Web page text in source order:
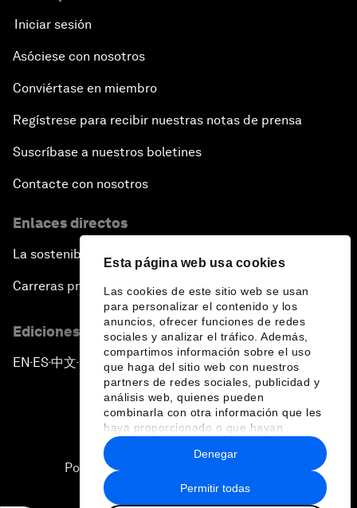
Esta página web usa cookies
Las cookies de este sitio web se usan
para personalizar el contenido y los
anuncios, ofrecer funciones de redes
sociales y analizar el tráfico. Además,
compartimos información sobre el uso
que haga del sitio web con nuestros
partners de redes sociales, publicidad y
análisis web, quienes pueden
combinarla con otra información que les
haya proporcionado o que hayan
recopilado a partir del uso que haya
hecho de sus servicios.
Permitir todas
Denegar
Iniciar sesión
Asóciese con nosotros
Conviértase en miembro
Regístrese para recibir nuestras notas de prensa
Suscríbase a nuestros boletines
Contacte con nosotros
Enlaces directos
La sostenibilidad en el Foro
Carreras profesionales
Ediciones en otros idiomas
EN ▪ES▪中文▪ 日本語
Política de privacidad y normas de uso
Sitemap